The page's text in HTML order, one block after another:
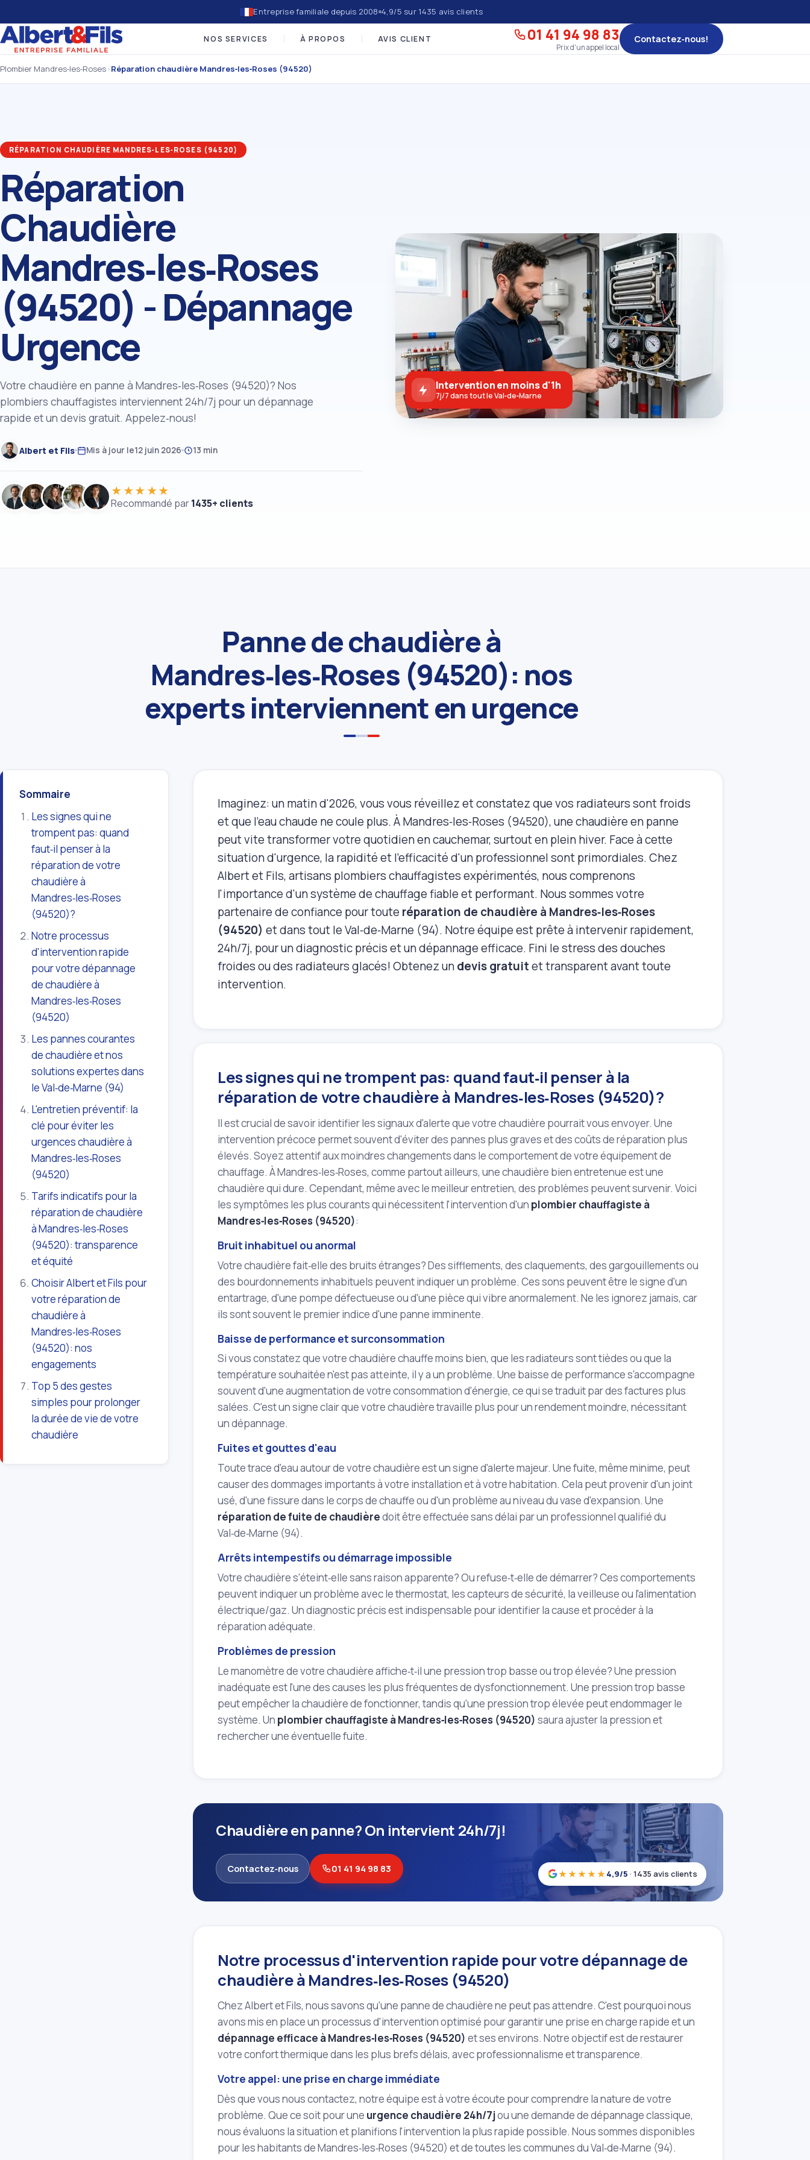
Entreprise familiale depuis 2008 4,9/5 sur 1435 avis clients
NOS SERVICES À PROPOS AVIS CLIENT 01 41 94 98 83
Prix d'un appel local
Contactez‑nous!
Plombier Mandres‑les‑Roses›Réparation chaudière Mandres‑les‑Roses (94520)
RÉPARATION CHAUDIÈRE MANDRES‑LES‑ROSES (94520)
Réparation
Chaudière
Mandres‑les‑Roses
(94520) - Dépannage
Urgence
Votre chaudière en panne à Mandres‑les‑Roses (94520)? Nos
plombiers chauffagistes interviennent 24h/7j pour un dépannage
rapide et un devis gratuit. Appelez‑nous!
Albert et Fils Mis à jour le12 juin 2026 13 min
★★★★★
Recommandé par1435+ clients
Intervention en moins d'1h
7j/7 dans tout le Val‑de‑Marne
Panne de chaudière à
Mandres‑les‑Roses (94520): nos
experts interviennent en urgence
Sommaire
Les signes qui ne
trompent pas: quand
faut‑il penser à la
réparation de votre
chaudière à
Mandres‑les‑Roses
(94520)?
Notre processus
d'intervention rapide
pour votre dépannage
de chaudière à
Mandres‑les‑Roses
(94520)
Les pannes courantes
de chaudière et nos
solutions expertes dans
le Val‑de‑Marne (94)
L'entretien préventif: la
clé pour éviter les
urgences chaudière à
Mandres‑les‑Roses
(94520)
Tarifs indicatifs pour la
réparation de chaudière
à Mandres‑les‑Roses
(94520): transparence
et équité
Choisir Albert et Fils pour
votre réparation de
chaudière à
Mandres‑les‑Roses
(94520): nos
engagements
Top 5 des gestes
simples pour prolonger
la durée de vie de votre
chaudière
Imaginez: un matin d'2026, vous vous réveillez et constatez que vos radiateurs sont froids
et que l'eau chaude ne coule plus. À Mandres‑les‑Roses (94520), une chaudière en panne
peut vite transformer votre quotidien en cauchemar, surtout en plein hiver. Face à cette
situation d'urgence, la rapidité et l'efficacité d'un professionnel sont primordiales. Chez
Albert et Fils, artisans plombiers chauffagistes expérimentés, nous comprenons
l'importance d'un système de chauffage fiable et performant. Nous sommes votre
partenaire de confiance pour toute réparation de chaudière à Mandres‑les‑Roses
(94520) et dans tout le Val‑de‑Marne (94). Notre équipe est prête à intervenir rapidement,
24h/7j, pour un diagnostic précis et un dépannage efficace. Fini le stress des douches
froides ou des radiateurs glacés! Obtenez undevis gratuitet transparent avant toute
intervention.
Les signes qui ne trompent pas: quand faut‑il penser à la
réparation de votre chaudière à Mandres‑les‑Roses (94520)?
Il est crucial de savoir identifier les signaux d'alerte que votre chaudière pourrait vous envoyer. Une
intervention précoce permet souvent d'éviter des pannes plus graves et des coûts de réparation plus
élevés. Soyez attentif aux moindres changements dans le comportement de votre équipement de
chauffage. À Mandres‑les‑Roses, comme partout ailleurs, une chaudière bien entretenue est une
chaudière qui dure. Cependant, même avec le meilleur entretien, des problèmes peuvent survenir. Voici
les symptômes les plus courants qui nécessitent l'intervention d'un plombier chauffagiste à
Mandres‑les‑Roses (94520):
Bruit inhabituel ou anormal
Votre chaudière fait‑elle des bruits étranges? Des sifflements, des claquements, des gargouillements ou
des bourdonnements inhabituels peuvent indiquer un problème. Ces sons peuvent être le signe d'un
entartrage, d'une pompe défectueuse ou d'une pièce qui vibre anormalement. Ne les ignorez jamais, car
ils sont souvent le premier indice d'une panne imminente.
Baisse de performance et surconsommation
Si vous constatez que votre chaudière chauffe moins bien, que les radiateurs sont tièdes ou que la
température souhaitée n'est pas atteinte, il y a un problème. Une baisse de performance s'accompagne
souvent d'une augmentation de votre consommation d'énergie, ce qui se traduit par des factures plus
salées. C'est un signe clair que votre chaudière travaille plus pour un rendement moindre, nécessitant
un dépannage.
Fuites et gouttes d'eau
Toute trace d'eau autour de votre chaudière est un signe d'alerte majeur. Une fuite, même minime, peut
causer des dommages importants à votre installation et à votre habitation. Cela peut provenir d'un joint
usé, d'une fissure dans le corps de chauffe ou d'un problème au niveau du vase d'expansion. Une
réparation de fuite de chaudièredoit être effectuée sans délai par un professionnel qualifié du
Val‑de‑Marne (94).
Arrêts intempestifs ou démarrage impossible
Votre chaudière s'éteint‑elle sans raison apparente? Ou refuse‑t‑elle de démarrer? Ces comportements
peuvent indiquer un problème avec le thermostat, les capteurs de sécurité, la veilleuse ou l'alimentation
électrique/gaz. Un diagnostic précis est indispensable pour identifier la cause et procéder à la
réparation adéquate.
Problèmes de pression
Le manomètre de votre chaudière affiche‑t‑il une pression trop basse ou trop élevée? Une pression
inadéquate est l'une des causes les plus fréquentes de dysfonctionnement. Une pression trop basse
peut empêcher la chaudière de fonctionner, tandis qu'une pression trop élevée peut endommager le
système. Un plombier chauffagiste à Mandres‑les‑Roses (94520) saura ajuster la pression et
rechercher une éventuelle fuite.
★★★★★4,9/5 · 1435 avis clients
Chaudière en panne? On intervient 24h/7j!
Contactez‑nous 01 41 94 98 83
Notre processus d'intervention rapide pour votre dépannage de
chaudière à Mandres‑les‑Roses (94520)
Chez Albert et Fils, nous savons qu'une panne de chaudière ne peut pas attendre. C'est pourquoi nous
avons mis en place un processus d'intervention optimisé pour garantir une prise en charge rapide et un
dépannage efficace à Mandres‑les‑Roses (94520) et ses environs. Notre objectif est de restaurer
votre confort thermique dans les plus brefs délais, avec professionnalisme et transparence.
Votre appel: une prise en charge immédiate
Dès que vous nous contactez, notre équipe est à votre écoute pour comprendre la nature de votre
problème. Que ce soit pour une urgence chaudière 24h/7jou une demande de dépannage classique,
nous évaluons la situation et planifions l'intervention la plus rapide possible. Nous sommes disponibles
pour les habitants de Mandres‑les‑Roses (94520) et de toutes les communes du Val‑de‑Marne (94).